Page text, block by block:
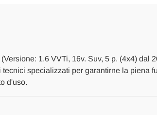
2005
A
2009
[[270125]]
2005
A
2009
[[270125]]
1.6 VVTi, 16v. Suv, 5 p. (4x4) dal
specializzati per garantirne la piena
d'uso.